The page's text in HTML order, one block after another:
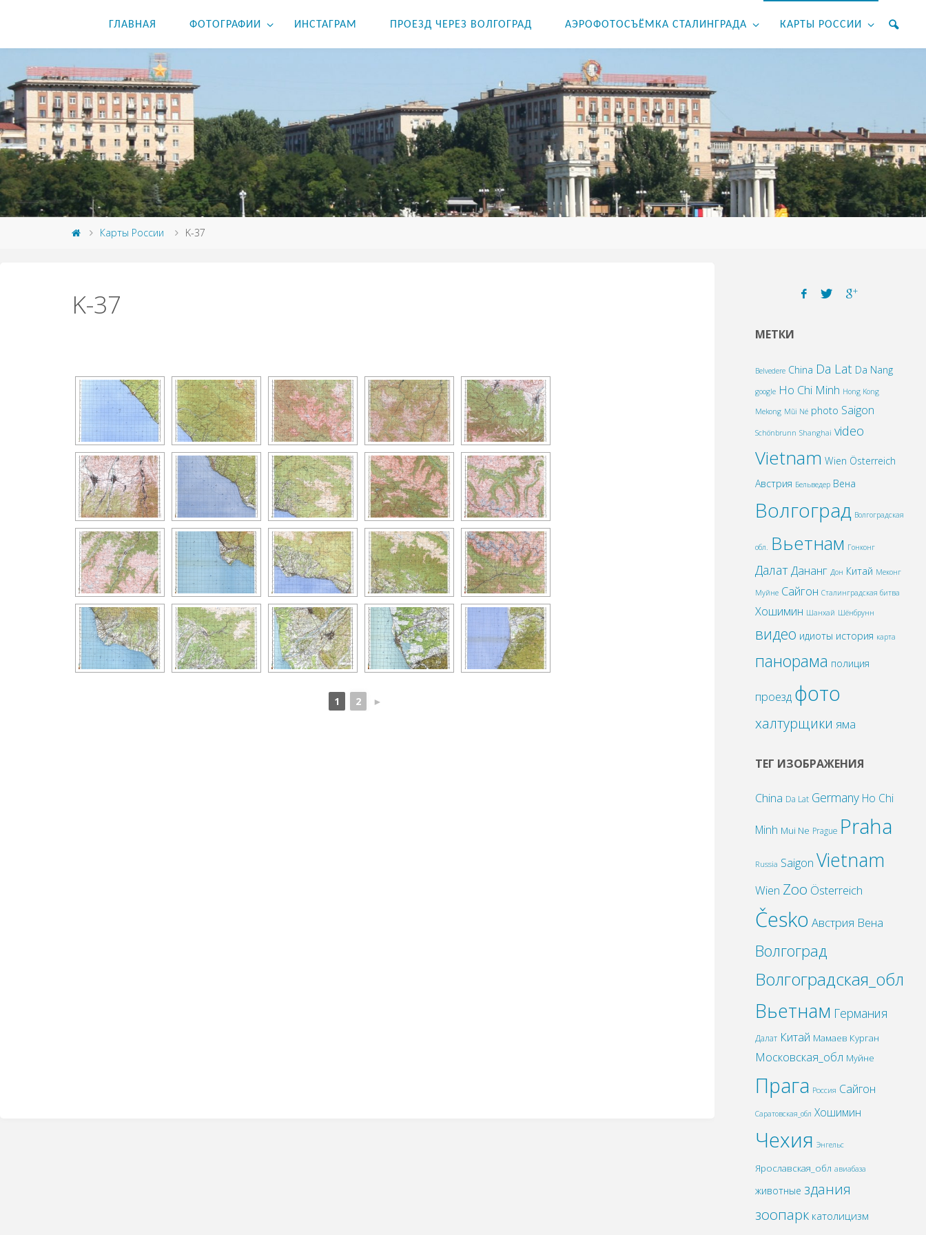
ГЛАВНАЯ ФОТОГРАФИИ ИНСТАГРАМ ПРОЕЗД ЧЕРЕЗ ВОЛГОГРАД АЭРОФОТОСЪЁМКА СТАЛИНГРАДА КАРТЫ РОССИИ
Карты России K-37
K-37
1 2 ►
МЕТКИ
Belvedere China Da Lat Da Nang
google Ho Chi Minh Hong Kong
Mekong Mũi Né photo Saigon
Schönbrunn Shanghai video
Vietnam Wien Österreich
Австрия Бельведер Вена
Волгоград Волгоградская
обл. Вьетнам Гонконг
ДалатДананг Дон Китай Меконг
Муйне Сайгон Сталинградская битва
Хошимин Шанхай Шёнбрунн
видео идиоты история карта
панорама полиция
проезд фото
халтурщики яма
ТЕГ ИЗОБРАЖЕНИЯ
China Da Lat Germany Ho Chi
Minh Mui Ne Prague Praha
Russia Saigon Vietnam
Wien Zoo Österreich
Česko Австрия Вена
Волгоград
Волгоградская_обл
Вьетнам Германия
Далат Китай Мамаев Курган
Московская_обл Муйне
Прага Россия Сайгон
Саратовская_обл Хошимин
Чехия Энгельс
Ярославская_обл авиабаза
животные здания
зоопарк католицизм